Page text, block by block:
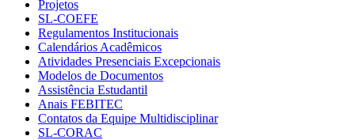
Projetos
SL-COEFE
Regulamentos Institucionais
Calendários Acadêmicos
Atividades Presenciais Excepcionais
Modelos de Documentos
Assistência Estudantil
Anais FEBITEC
Contatos da Equipe Multidisciplinar
SL-CORAC